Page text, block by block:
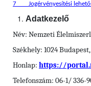
7 Jogérvényesítési
Adatkezelő
Név: Nemzeti
Székhely: 1024
Honlap: https://
Telefonszám: 06-1/ 336-